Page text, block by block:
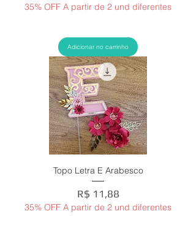
35% OFF A partir de 2 und diferentes
Adicionar no carrinho
Topo Letra E Arabesco
Preço
R$ 11,88
35% OFF A partir de 2 und diferentes